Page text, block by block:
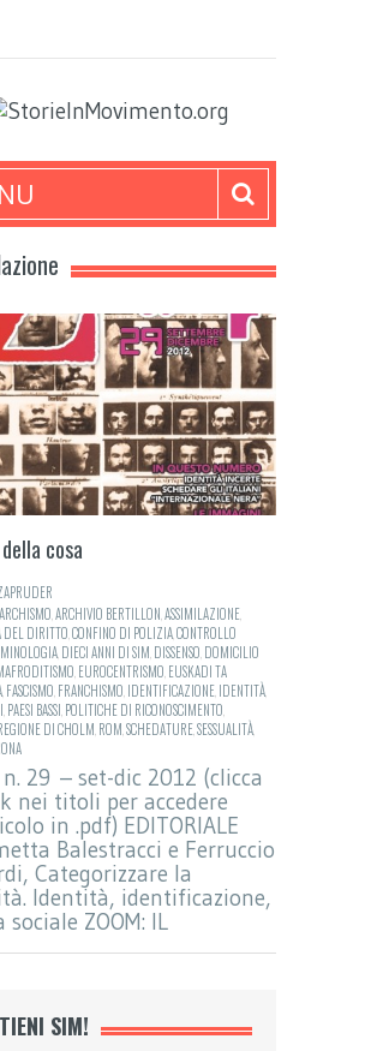
cosa
ARCHIVIO BERTILLON ASSIMILAZIONE
DIRITTO CONFINO DI POLIZIACONTROLLO
DIECI ANNI DI SIM DISSENSO DOMICILIO
EUROCENTRISMO EUSKADI TA
FASCISMO FRANCHISMO IDENTIFICAZIONE IDENTITÀ
PAESI BASSI POLITICHE DI RICONOSCIMENTO
DI CHOLM ROM SCHEDATURESESSUALITÀ
29 – set-dic 2012 (clicca
nei titoli per accedere
in .pdf) EDITORIALE
Balestracci e Ferruccio
Categorizzare la
Identità, identificazione,
sociale ZOOM: IL
SIM!